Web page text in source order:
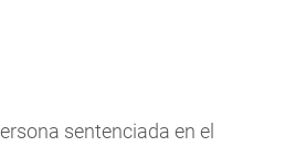
sentenciada en el